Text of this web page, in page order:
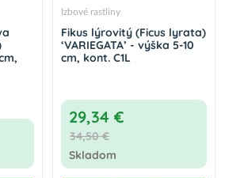
Izbové rastliny
Fikus lýrovitý (Ficus lyrata)
‘VARIEGATA’ - výška 5-10
cm, kont. C1L
29,34 €
34,50 €
Skladom